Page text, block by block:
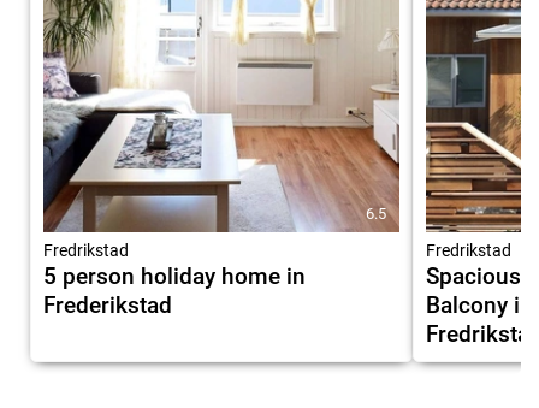
6.5
Fredrikstad
5 person holiday home in
Frederikstad
Fredrikstad
Spacious
Balcony